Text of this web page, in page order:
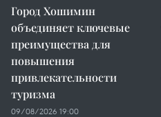
Город Хошимин
объединяет ключевые
преимущества для
повышения
привлекательности
туризма
09/08/2026 19:00